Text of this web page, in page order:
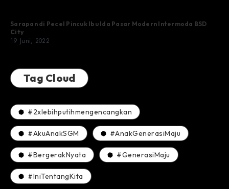
Sarapan di Pecel Pincuk Ibu Ida Pasar Modern Intermoda BSD
City
19 Juni, 2022
Tag Cloud
#2xlebihputihmengencangkan
#AkuAnakSGM #AnakGenerasiMaju
#BergerakNyata #GenerasiMaju
#IniTentangKita